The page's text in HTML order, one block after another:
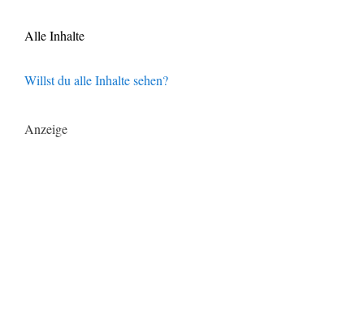
Alle Inhalte
Willst du alle Inhalte sehen?
Anzeige